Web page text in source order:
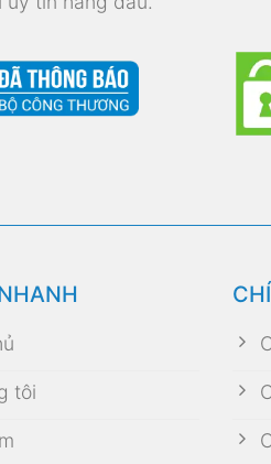
tôi